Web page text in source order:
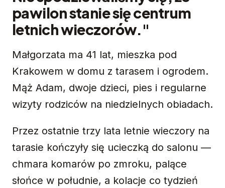
pawilon stanie się centrum
letnich wieczorów."
Małgorzata ma 41 lat, mieszka pod
Krakowem w domu z tarasem i ogrodem.
Mąż Adam, dwoje dzieci, pies i regularne
wizyty rodziców na niedzielnych obiadach.
Przez ostatnie trzy lata letnie wieczory na
tarasie kończyły się ucieczką do salonu —
chmara komarów po zmroku, palące
słońce w południe, a kolacje co tydzień